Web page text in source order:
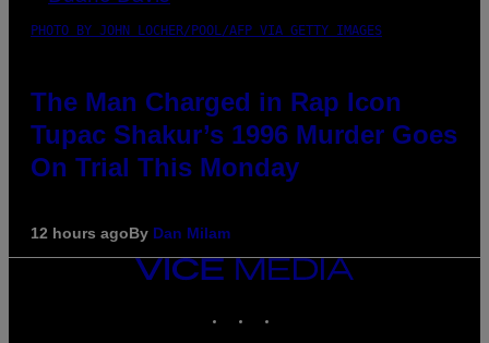
PHOTO BY JOHN LOCHER/POOL/AFP VIA GETTY IMAGES
The Man Charged in Rap Icon
Tupac Shakur’s 1996 Murder Goes
On Trial This Monday
12 hours agoBy Dan Milam
VICE